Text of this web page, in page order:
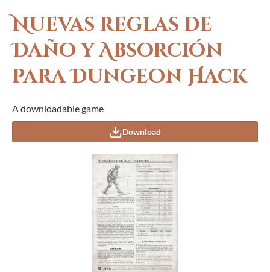
Nuevas reglas de
Daño y Absorción
para Dungeon Hack
A downloadable game
Download